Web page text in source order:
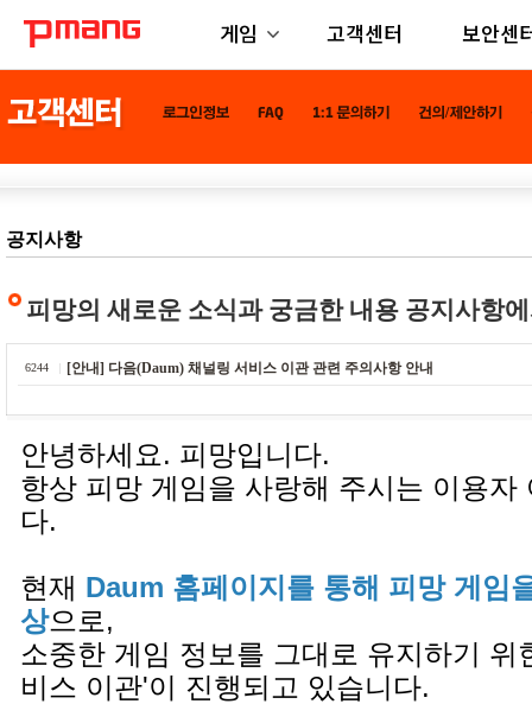
게임 고객센터 보안센
공지사항
피망의 새로운 소식과 궁금한 내용 공지사항
6244 [안내] 다음(Daum) 채널링 서비스 이관 관련 주의사항 안내
안녕하세요. 피망입니다.
항상 피망 게임을 사랑해 주시는 이용자
다.
현재 Daum 홈페이지를 통해 피망 게임
상으로,
소중한 게임 정보를 그대로 유지하기 위
비스 이관'이 진행되고 있습니다.